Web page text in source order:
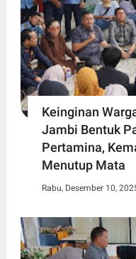
Keinginan
Jambi Bentuk
Pertamina,
Menutup Mata
Rabu, Desember 10,